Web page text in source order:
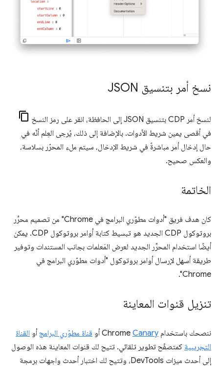
نسخ أمر بتنسيق JSON
لنسخ أمر CDP بتنسيق JSON إلى الحافظة، انقر على رمز النسخ
في أقصى يمين شريط الأدوات. بالإضافة إلى ذلك، يُرجى العِلم أنّه في
حال إدخال أمر مباشرةً في شريط الإدخال، سيتم ملء المحرّر بسلاسة،
والعكس صحيح.
الخاتمة
كان هدف فريق "أدوات مطوّري البرامج في Chrome" من تصميم محرِّر
بروتوكول CDP الجديد هو تبسيط كتابة أوامر بروتوكول CDP. يمكن
أيضًا استخدام المحرِّر الجديد لعرض المَعلمات بجانب المستندات وتوفير
طريقة أسهل لإرسال أوامر بروتوكول "أدوات مطوّري البرامج في
Chrome".
تنزيل قنوات المعاينة
ننصحك باستخدام Chrome Canary أو قناة مطوّري البرامجأو القناة
التجريبية كمتصفّح تطوير تلقائي. تتيح لك قنوات المعاينة هذه الوصول
إلى أحدث ميزات DevTools، وتتيح لك اختبار أحدث واجهات برمجة